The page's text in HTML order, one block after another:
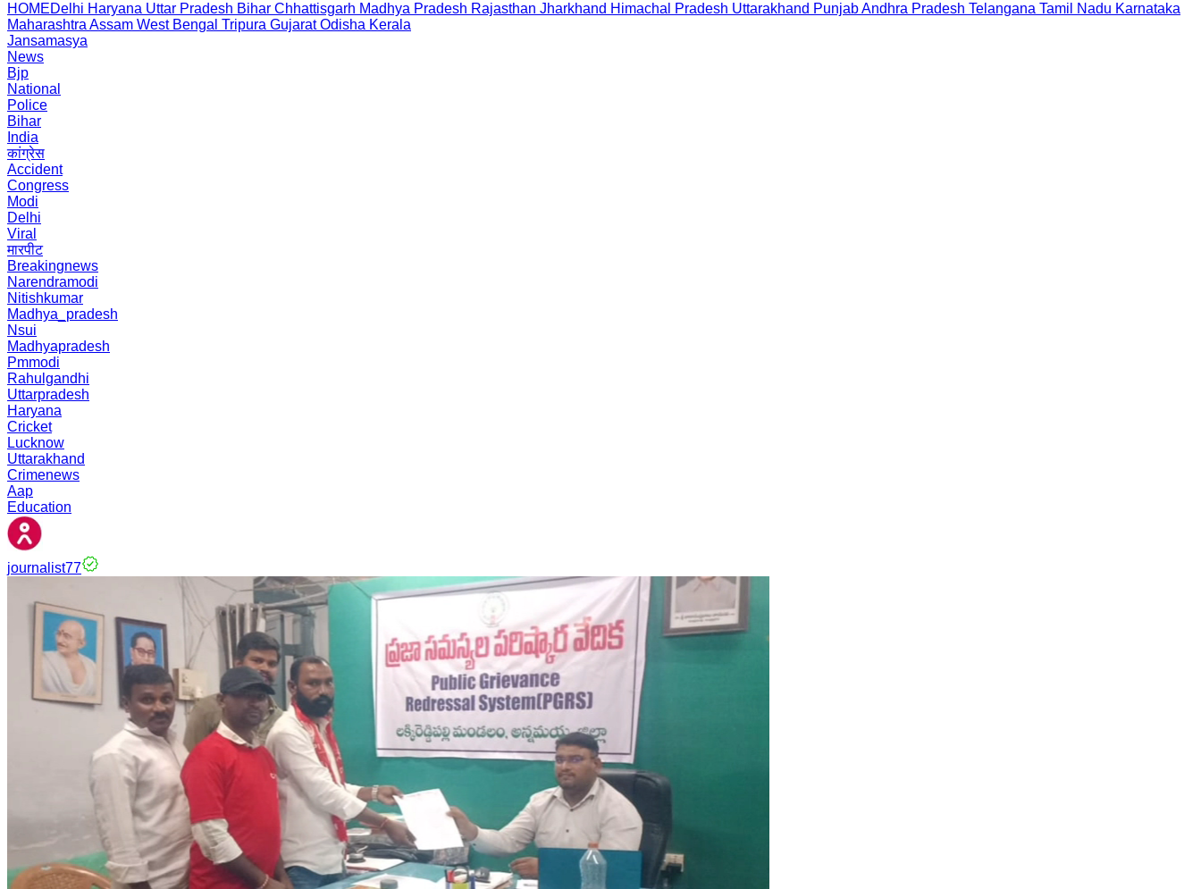
HOMEDelhi Haryana Uttar Pradesh Bihar Chhattisgarh Madhya Pradesh Rajasthan Jharkhand Himachal Pradesh Uttarakhand PunjabAndhra Pradesh Telangana Tamil Nadu Karnataka
Maharashtra Assam West Bengal Tripura Gujarat Odisha Kerala
Jansamasya
News
Bjp
National
Police
Bihar
India
कांग्रेस
Accident
Congress
Modi
Delhi
Viral
मारपीट
Breakingnews
Narendramodi
Nitishkumar
Madhya_pradesh
Nsui
Madhyapradesh
Pmmodi
Rahulgandhi
Uttarpradesh
Haryana
Cricket
Lucknow
Uttarakhand
Crimenews
Aap
Education
journalist77